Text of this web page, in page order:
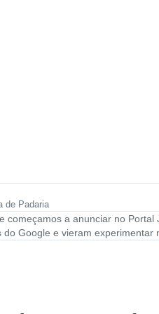
de Padaria
começamos a anunciar no
do Google e vieram